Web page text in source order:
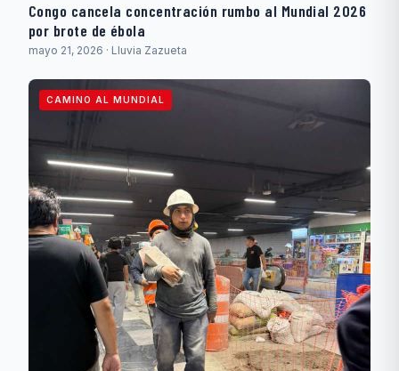
Congo cancela concentración rumbo al Mundial 2026
por brote de ébola
mayo 21, 2026 · Lluvia Zazueta
CAMINO AL MUNDIAL